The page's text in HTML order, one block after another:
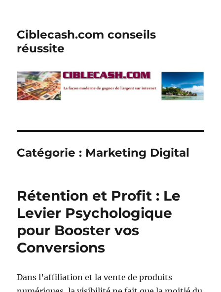
Ciblecash.com conseils
réussite
Catégorie : Marketing Digital
Rétention et Profit : Le
Levier Psychologique
pour Booster vos
Conversions
Dans l’affiliation et la vente de produits